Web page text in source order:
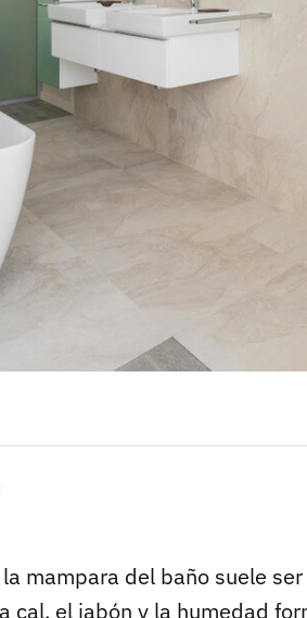
mampara del baño suele
cal, el jabón y la humedad